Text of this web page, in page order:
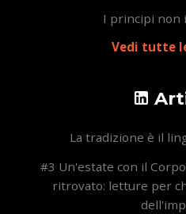
I principi non
Vedi tutte
La tradizione è il
#3 Un'estate con il
ritrovato: letture per